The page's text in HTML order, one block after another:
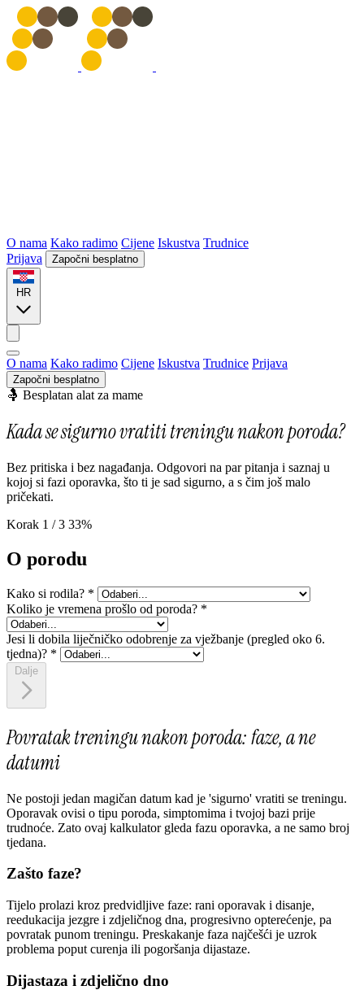
O nama Kako radimo Cijene Iskustva Trudnice
Prijava
Započni besplatno
HR
O nama Kako radimo Cijene Iskustva Trudnice Prijava
Započni besplatno
🤱 Besplatan alat za mame
Kada se sigurno vratiti treningu nakon poroda?
Bez pritiska i bez nagađanja. Odgovori na par pitanja i saznaj u
kojoj si fazi oporavka, što ti je sad sigurno, a s čim još malo
pričekati.
Korak 1 / 3 33%
O porodu
Kako si rodila? *
Koliko je vremena prošlo od poroda? *
Jesi li dobila liječničko odobrenje za vježbanje (pregled oko 6.
tjedna)? *
Povratak treningu nakon poroda: faze, a ne
datumi
Ne postoji jedan magičan datum kad je 'sigurno' vratiti se treningu.
Oporavak ovisi o tipu poroda, simptomima i tvojoj bazi prije
trudnoće. Zato ovaj kalkulator gleda fazu oporavka, a ne samo broj
tjedana.
Zašto faze?
Tijelo prolazi kroz predvidljive faze: rani oporavak i disanje,
reedukacija jezgre i zdjeličnog dna, progresivno opterećenje, pa
povratak punom treningu. Preskakanje faza najčešći je uzrok
problema poput curenja ili pogoršanja dijastaze.
Dijastaza i zdjelično dno